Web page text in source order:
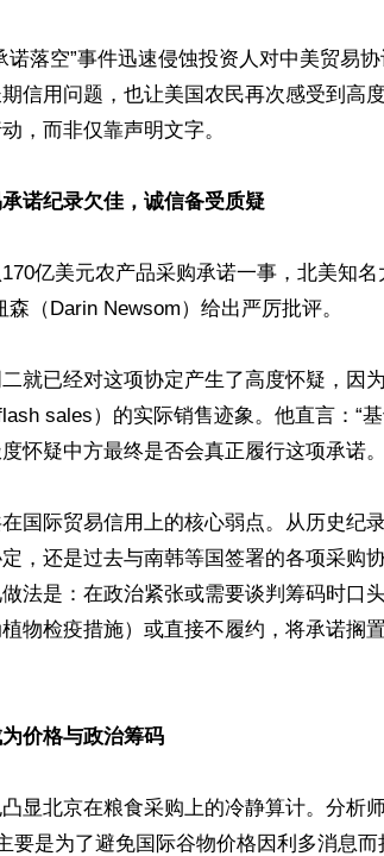
诺落空”事件迅速侵蚀投资人对中美贸易
信用问题，也让美国农民再次感受到高
，而非仅靠声明文字。
诺纪录欠佳，诚信备受质疑
亿美元农产品采购承诺一事，北美知
森（Darin Newsom）给出严厉批评。
就已经对这项协定产生了高度怀疑，因
sales）的实际销售迹象。他直言：“
怀疑中方最终是否会真正履行这项承诺
国际贸易信用上的核心弱点。从历史纪
，还是过去与南韩等国签署的各项采购
法是：在政治紧张或需要谈判筹码时口
物检疫措施）或直接不履约，将承诺搁
价格与政治筹码
显北京在粮食采购上的冷静算计。分析
要是为了避免国际谷物价格因利多消息